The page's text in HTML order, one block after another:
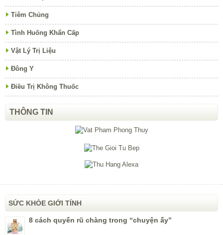
Tiêm Chủng
Tình Huống Khẩn Cấp
Vật Lý Trị Liệu
Đông Y
Điều Trị Không Thuốc
THÔNG TIN
SỨC KHỎE GIỚI TÍNH
8 cách quyến rũ chàng trong “chuyện ấy”